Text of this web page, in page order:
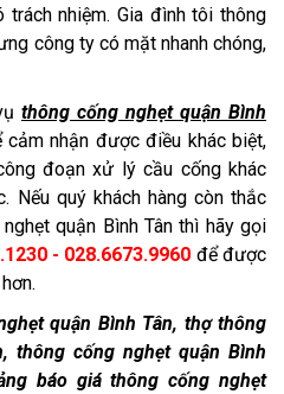
trách nhiệm. Gia đình tôi thông
công ty có mặt nhanh chóng,
thông cống nghẹt quận Bình
nhận được điều khác biệt,
đoạn xử lý cầu cống khác
Nếu quý khách hàng còn thắc
quận Bình Tân thì hãy gọi
- 028.6673.9960 để được
quận Bình Tân, thợ thông
thông cống nghẹt quận Bình
báo giá thông cống nghẹt